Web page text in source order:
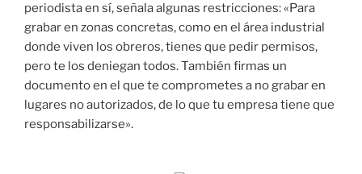
periodista en sí, señala algunas restricciones: «Para
grabar en zonas concretas, como en el área industrial
donde viven los obreros, tienes que pedir permisos,
pero te los deniegan todos. También firmas un
documento en el que te comprometes a no grabar en
lugares no autorizados, de lo que tu empresa tiene que
responsabilizarse».